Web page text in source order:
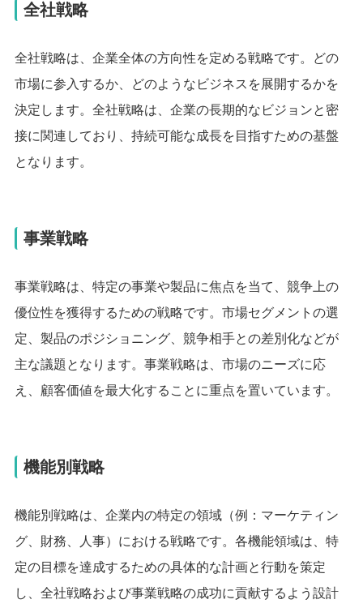
全社戦略
全社戦略は、企業全体の方向性を定める戦略です。どの
市場に参入するか、どのようなビジネスを展開するかを
決定します。全社戦略は、企業の長期的なビジョンと密
接に関連しており、持続可能な成長を目指すための基盤
となります。
事業戦略
事業戦略は、特定の事業や製品に焦点を当て、競争上の
優位性を獲得するための戦略です。市場セグメントの選
定、製品のポジショニング、競争相手との差別化などが
主な議題となります。事業戦略は、市場のニーズに応
え、顧客価値を最大化することに重点を置いています。
機能別戦略
機能別戦略は、企業内の特定の領域（例：マーケティン
グ、財務、人事）における戦略です。各機能領域は、特
定の目標を達成するための具体的な計画と行動を策定
し、全社戦略および事業戦略の成功に貢献するよう設計